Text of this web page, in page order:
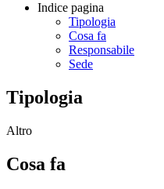
Indice pagina
Tipologia
Cosa fa
Responsabile
Sede
Tipologia
Altro
Cosa fa